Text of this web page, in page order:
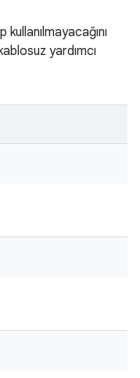
kullanılmayacağını
yardımcı